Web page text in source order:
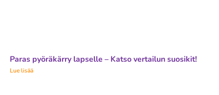
Paras pyöräkärry lapselle – Katso vertailun suosikit!
Lue lisää